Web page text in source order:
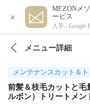
×
MEZONメ
ービス
入手 - Google
メニュー詳細
メンテナンスカット＆ト
前髪＆枝毛カットと毛
ルボン）トリートメン